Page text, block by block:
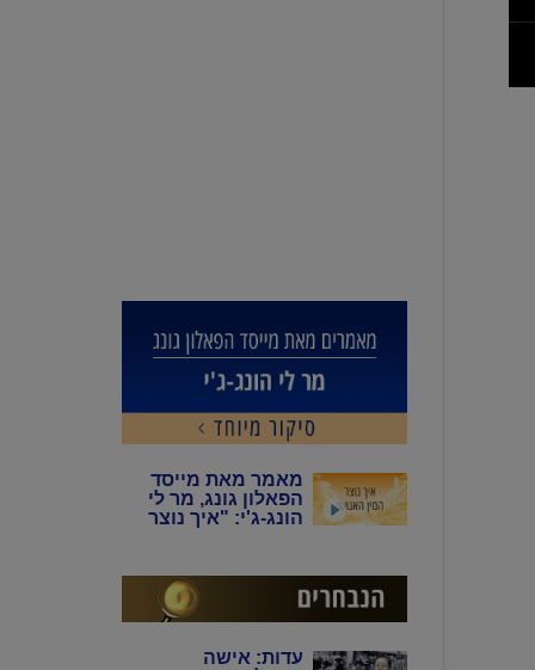
מאמר מאת מייסד
הפאלון גונג, מר לי
הונג-ג'י: "איך נוצר
עדות: אישה